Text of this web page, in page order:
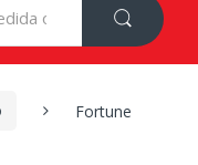
Fortune